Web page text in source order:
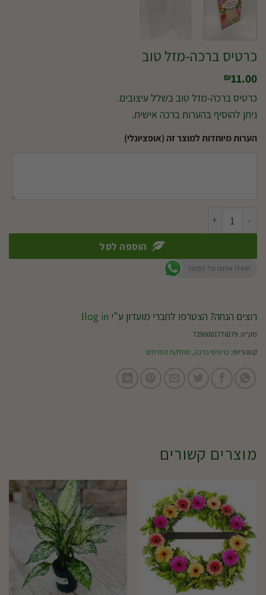
כרטיס ברכה-מזל טוב
₪11.00
כרטיס ברכה-מזל טוב בשלל עיצובים.
ניתן להוסיף בהערות ברכה אישית.
הערות מיוחדות למוצר זה (אופציונלי)
כמות של כרטיס ברכה-מזל טוב
הוספה לסל
שאלו אותנו על המוצר
רוצים הנחה? הצטרפו לחברי מועדון ע"י log in
!
מק"ט: 7290001776179
קטגוריות: כרטיסי ברכה, מחלקת הפרחים
מוצרים קשורים